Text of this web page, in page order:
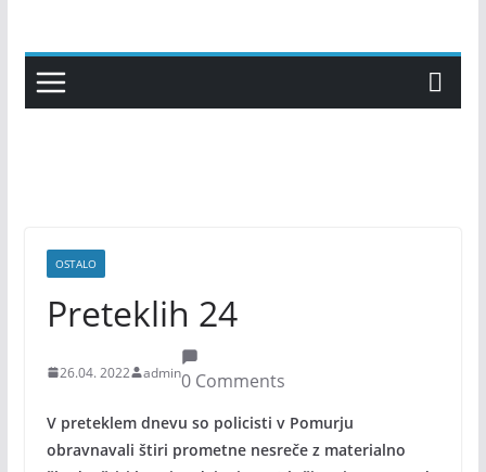
content
OSTALO
Preteklih 24
26.04. 2022 admin0 Comments
V preteklem dnevu so policisti v Pomurju
obravnavali štiri prometne nesreče z materialno